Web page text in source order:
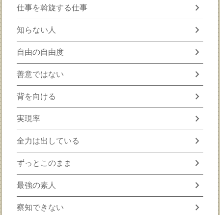
仕事を斡旋する仕事 chevron_right
知らない人 chevron_right
自由の自由度 chevron_right
善意ではない chevron_right
背を向ける chevron_right
実現率 chevron_right
全力は出している chevron_right
ずっとこのまま chevron_right
最強の素人 chevron_right
察知できない chevron_right